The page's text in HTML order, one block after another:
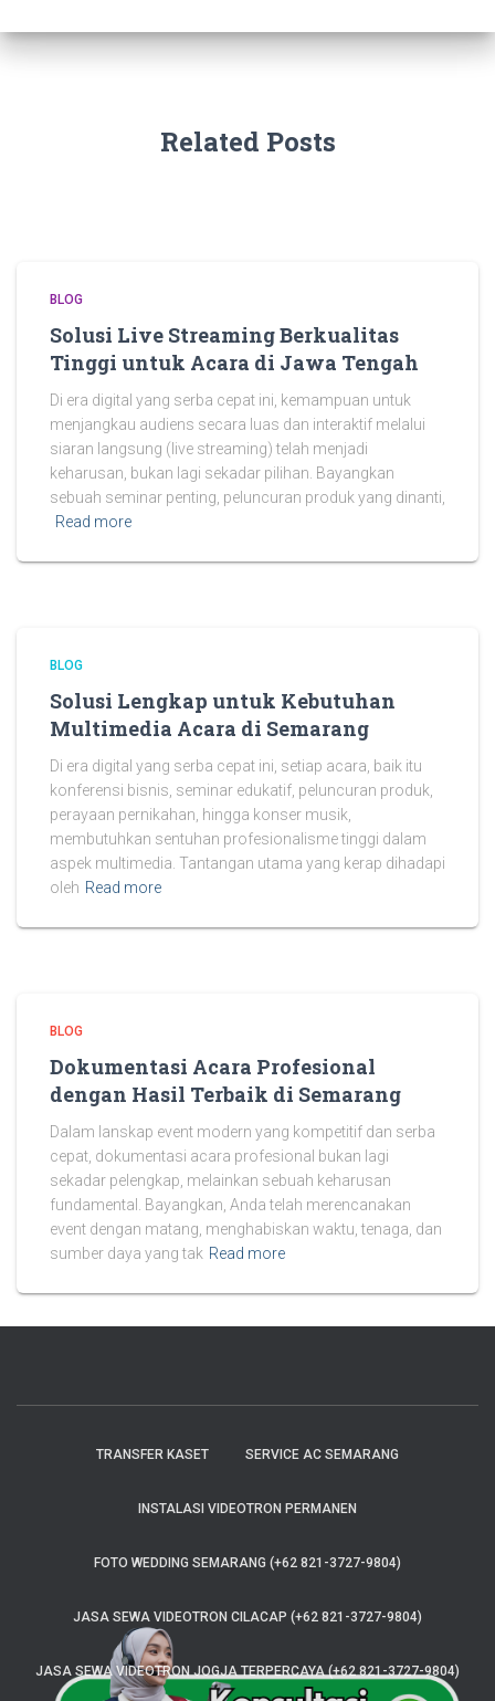
Related Posts
BLOG
Solusi Live Streaming Berkualitas
Tinggi untuk Acara di Jawa Tengah
Di era digital yang serba cepat ini, kemampuan untuk
menjangkau audiens secara luas dan interaktif melalui
siaran langsung (live streaming) telah menjadi
keharusan, bukan lagi sekadar pilihan. Bayangkan
sebuah seminar penting, peluncuran produk yang dinanti,
Read more
BLOG
Solusi Lengkap untuk Kebutuhan
Multimedia Acara di Semarang
Di era digital yang serba cepat ini, setiap acara, baik itu
konferensi bisnis, seminar edukatif, peluncuran produk,
perayaan pernikahan, hingga konser musik,
membutuhkan sentuhan profesionalisme tinggi dalam
aspek multimedia. Tantangan utama yang kerap dihadapi
oleh Read more
BLOG
Dokumentasi Acara Profesional
dengan Hasil Terbaik di Semarang
Dalam lanskap event modern yang kompetitif dan serba
cepat, dokumentasi acara profesional bukan lagi
sekadar pelengkap, melainkan sebuah keharusan
fundamental. Bayangkan, Anda telah merencanakan
event dengan matang, menghabiskan waktu, tenaga, dan
sumber daya yang tak Read more
TRANSFER KASET SERVICE AC SEMARANG
INSTALASI VIDEOTRON PERMANEN
FOTO WEDDING SEMARANG (+62 821-3727-9804)
JASA SEWA VIDEOTRON CILACAP (+62 821-3727-9804)
JASA SEWA VIDEOTRON JOGJA TERPERCAYA (+62 821-3727-9804)